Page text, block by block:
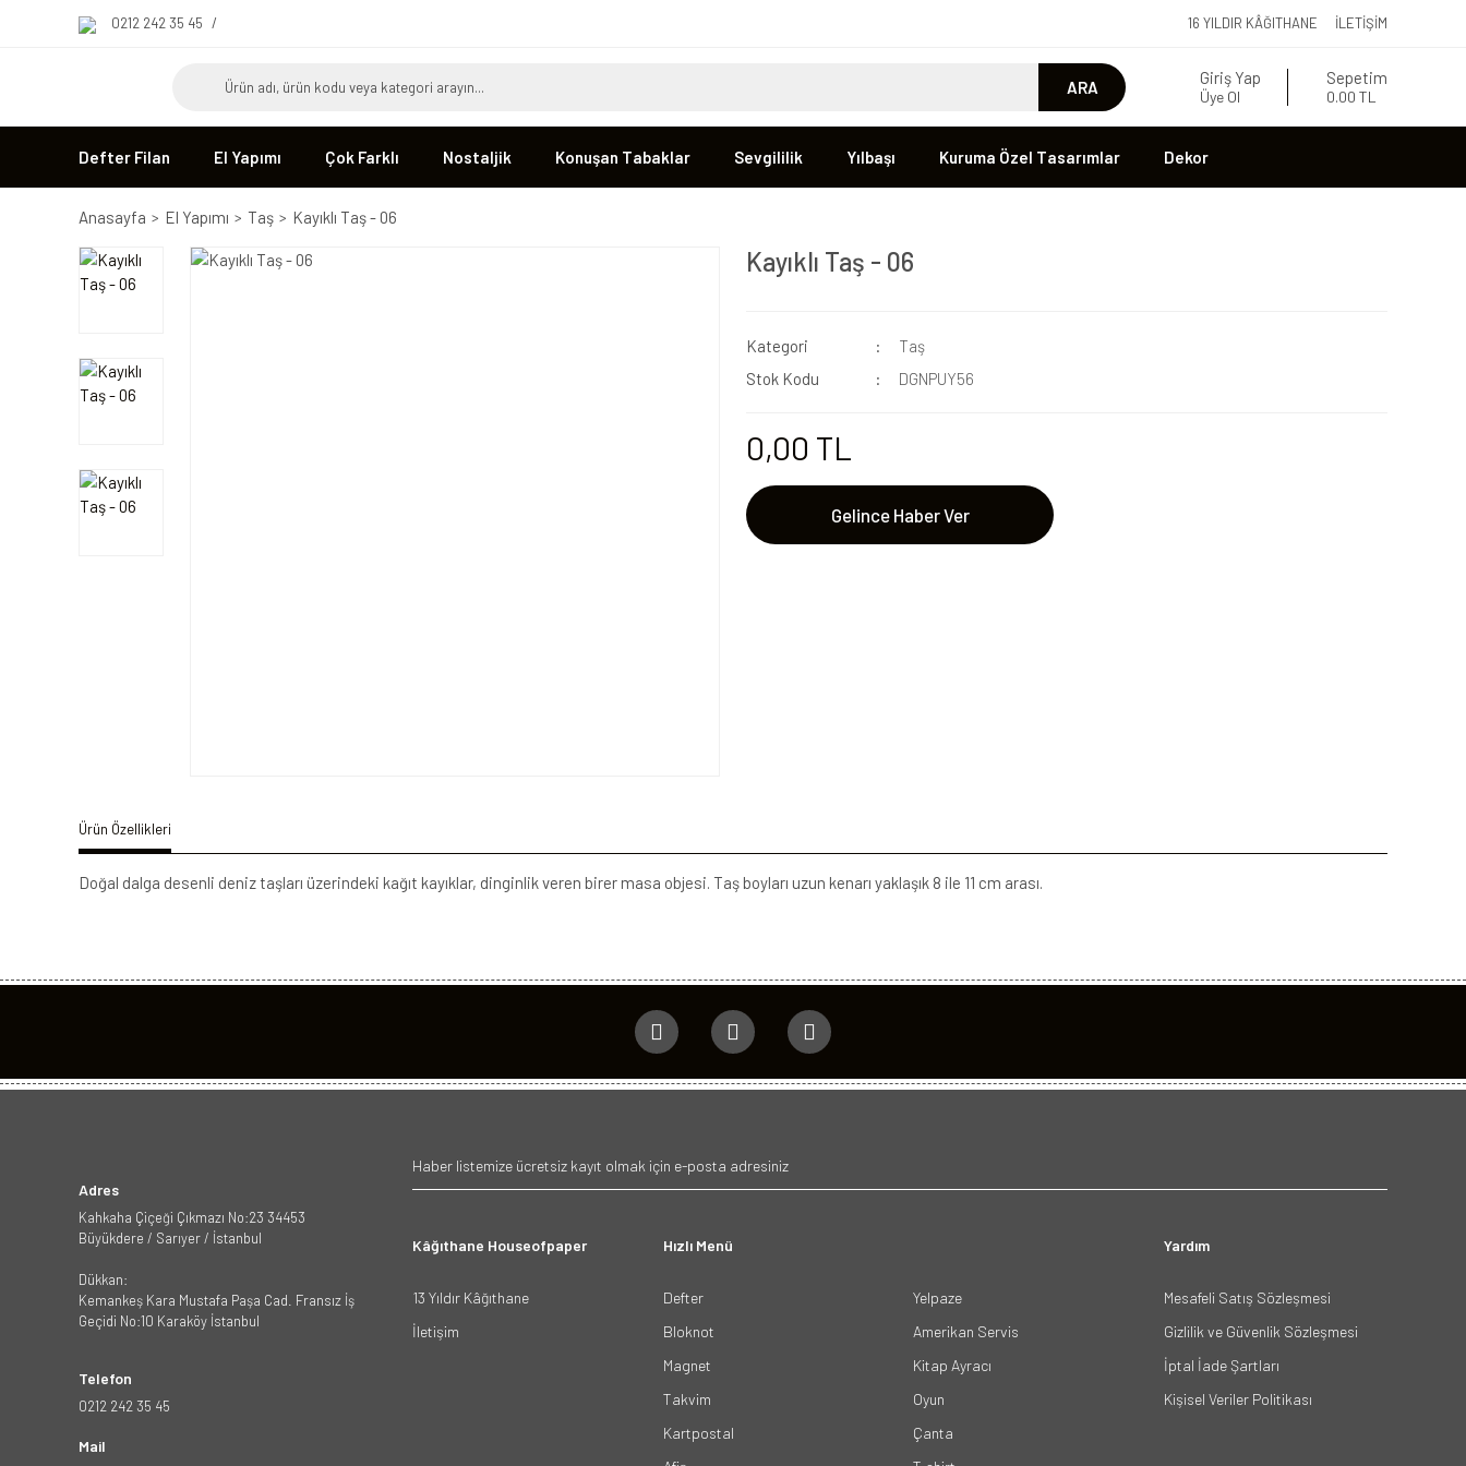
0212 242 35 45 / 16 YILDIR KÂĞITHANE İLETIŞIM
ARA Giriş Yap
Üye Ol
Sepetim
0.00 TL
Defter Filan El Yapımı Çok Farklı Nostaljik Konuşan Tabaklar Sevgililik Yılbaşı Kuruma Özel Tasarımlar Dekor
Anasayfa El Yapımı Taş Kayıklı Taş - 06
Kayıklı Taş - 06
Kategori
Taş
Stok Kodu
DGNPUY56
0,00 TL
Gelince Haber Ver
Ürün Özellikleri
Doğal dalga desenli deniz taşları üzerindeki kağıt kayıklar, dinginlik veren birer masa objesi. Taş boyları uzun kenarı yaklaşık 8 ile 11 cm arası.
Adres
Kahkaha Çiçeği Çıkmazı No:23 34453
Büyükdere / Sarıyer / İstanbul
Dükkan:
Kemankeş Kara Mustafa Paşa Cad. Fransız İş
Geçidi No:10 Karaköy İstanbul
Telefon
0212 242 35 45
Mail
Kâğıthane Houseofpaper
13 Yıldır Kâğıthane
İletişim
Hızlı Menü
Defter
Bloknot
Magnet
Takvim
Kartpostal
Yelpaze
Amerikan Servis
Kitap Ayracı
Oyun
Çanta
Yardım
Mesafeli Satış Sözleşmesi
Gizlilik ve Güvenlik Sözleşmesi
İptal İade Şartları
Kişisel Veriler Politikası